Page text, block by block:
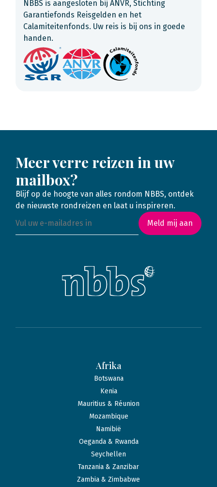
NBBS is aangesloten bij ANVR, Stichting
Garantiefonds Reisgelden en het
Calamiteitenfonds. Uw reis is bij ons in goede
handen.
Meer verre reizen in uw
mailbox?
Blijf op de hoogte van alles rondom NBBS, ontdek
de nieuwste rondreizen en laat u inspireren.
Meld mij aan
Afrika
Botswana
Kenia
Mauritius & Réunion
Mozambique
Namibië
Oeganda & Rwanda
Seychellen
Tanzania & Zanzibar
Zambia & Zimbabwe